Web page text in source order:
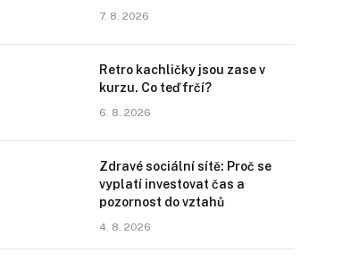
7. 8. 2026
Retro kachličky jsou zase v
kurzu. Co teď frčí?
6. 8. 2026
Zdravé sociální sítě: Proč se
vyplatí investovat čas a
pozornost do vztahů
4. 8. 2026